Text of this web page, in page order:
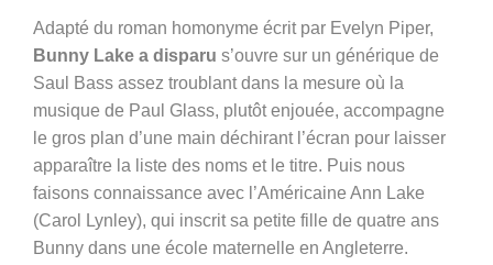
Adapté du roman homonyme écrit par Evelyn Piper,
Bunny Lake a disparu s’ouvre sur un générique de
Saul Bass assez troublant dans la mesure où la
musique de Paul Glass, plutôt enjouée, accompagne
le gros plan d’une main déchirant l’écran pour laisser
apparaître la liste des noms et le titre. Puis nous
faisons connaissance avec l’Américaine Ann Lake
(Carol Lynley), qui inscrit sa petite fille de quatre ans
Bunny dans une école maternelle en Angleterre.